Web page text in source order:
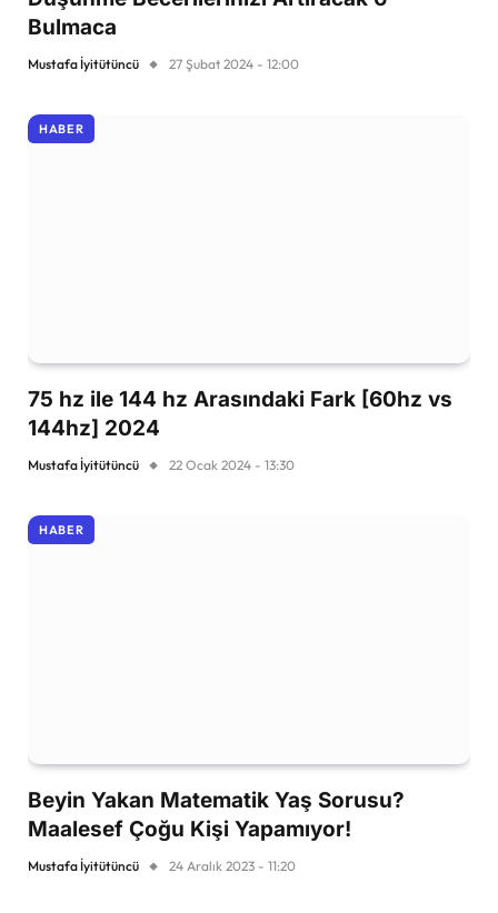
Bulmaca
Mustafa İyitütüncü 27 Şubat 2024 - 12:00
HABER
75 hz ile 144 hz Arasındaki Fark [60hz vs
144hz] 2024
Mustafa İyitütüncü 22 Ocak 2024 - 13:30
HABER
Beyin Yakan Matematik Yaş Sorusu?
Maalesef Çoğu Kişi Yapamıyor!
Mustafa İyitütüncü 24 Aralık 2023 - 11:20